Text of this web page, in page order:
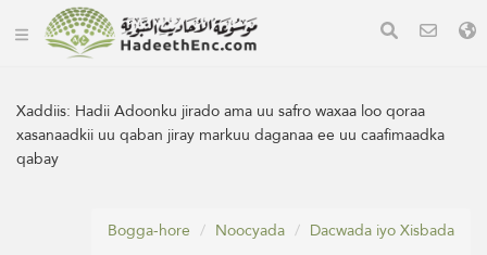
Xaddiis: Hadii Adoonku jirado ama uu safro waxaa loo qoraa
xasanaadkii uu qaban jiray markuu daganaa ee uu caafimaadka
qabay
Bogga-hore Noocyada Dacwada iyo Xisbada